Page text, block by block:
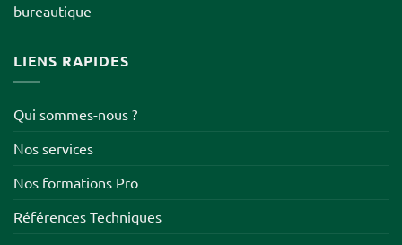
bureautique
LIENS RAPIDES
Qui sommes-nous ?
Nos services
Nos formations Pro
Références Techniques